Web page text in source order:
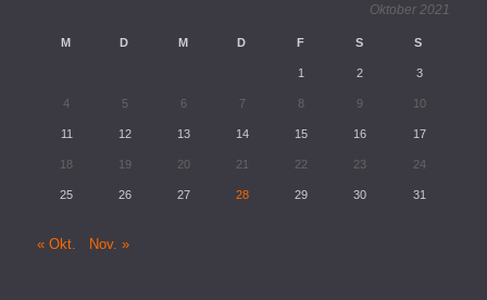
Oktober 2021
M D M D F S S
1 2 3
4 5 6 7 8 9 10
11 12 13 14 15 16 17
18 19 20 21 22 23 24
25 26 27 28 29 30 31
« Okt. Nov. »